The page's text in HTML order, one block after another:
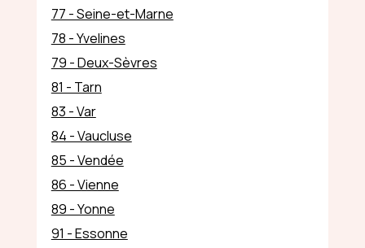
77 - Seine-et-Marne
78 - Yvelines
79 - Deux-Sèvres
81 - Tarn
83 - Var
84 - Vaucluse
85 - Vendée
86 - Vienne
89 - Yonne
91 - Essonne